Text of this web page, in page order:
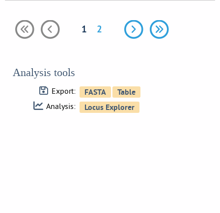
1 2
Analysis tools
Export:
Analysis: